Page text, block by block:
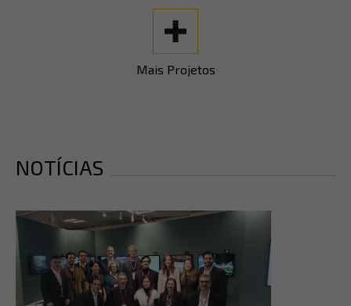
+
Mais Projetos
NOTÍCIAS